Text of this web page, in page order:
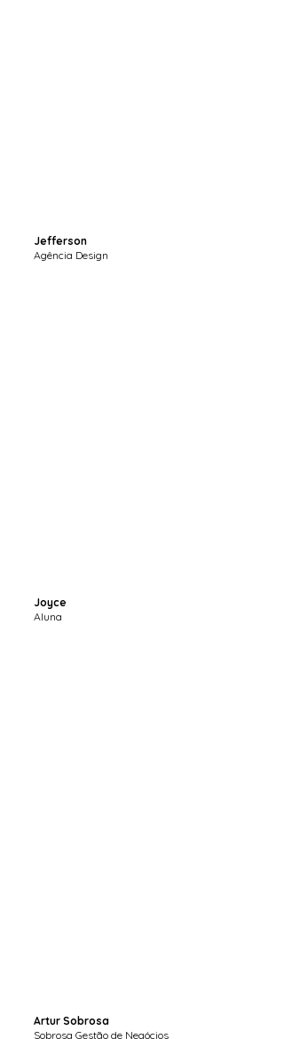
Jefferson
Agência Design
Joyce
Aluna
Artur Sobrosa
Sobrosa Gestão de Negócios